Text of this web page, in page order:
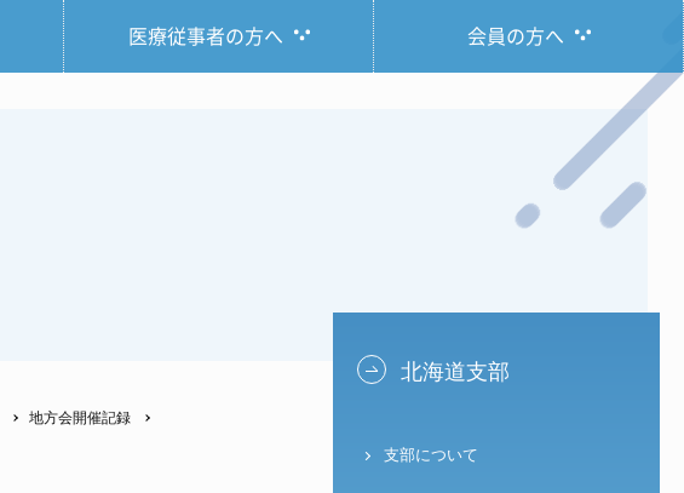
医療従事者の方へ 会員の方へ
地方会開催記録
北海道支部
支部について